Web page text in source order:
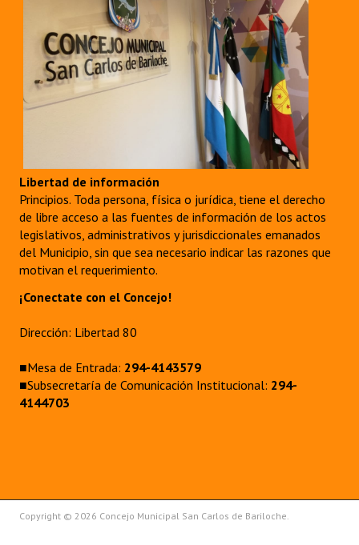
Libertad de información
Principios. Toda persona, física o jurídica, tiene el derecho
de libre acceso a las fuentes de información de los actos
legislativos, administrativos y jurisdiccionales emanados
del Municipio, sin que sea necesario indicar las razones que
motivan el requerimiento.
¡Conectate con el Concejo!
Dirección: Libertad 80
■Mesa de Entrada: 294-4143579
■Subsecretaría de Comunicación Institucional: 294-
4144703
Copyright © 2026 Concejo Municipal San Carlos de Bariloche.